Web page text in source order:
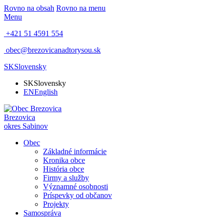
Rovno na obsah Rovno na menu
Menu
+421 51 4591 554
obec@brezovicanadtorysou.sk
SKSlovensky
SKSlovensky
ENEnglish
Brezovica
okres Sabinov
Obec
Základné informácie
Kronika obce
História obce
Firmy a služby
Významné osobnosti
Príspevky od občanov
Projekty
Samospráva